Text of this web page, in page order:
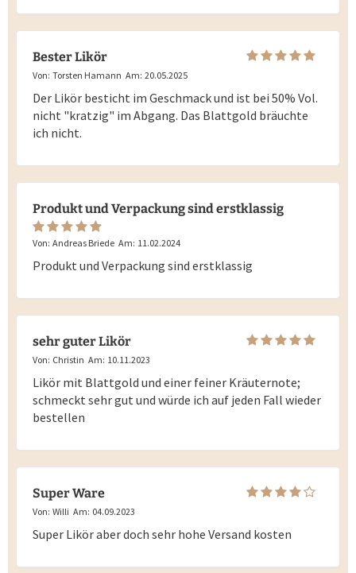
Bester Likör
Von: Torsten Hamann Am: 20.05.2025
Der Likör besticht im Geschmack und ist bei 50% Vol.
nicht "kratzig" im Abgang. Das Blattgold bräuchte
ich nicht.
Produkt und Verpackung sind erstklassig
Von: Andreas Briede Am: 11.02.2024
Produkt und Verpackung sind erstklassig
sehr guter Likör
Von: Christin Am: 10.11.2023
Likör mit Blattgold und einer feiner Kräuternote;
schmeckt sehr gut und würde ich auf jeden Fall wieder
bestellen
Super Ware
Von: Willi Am: 04.09.2023
Super Likör aber doch sehr hohe Versand kosten